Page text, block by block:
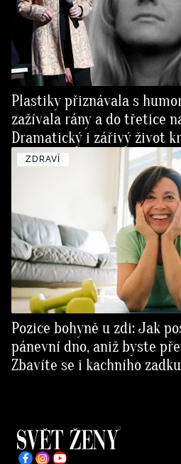
Plastiky přiznávala s
zažívala rány a do třetice
Dramatický i zářivý život
Pilarové
ZDRAVÍ
Pozice bohyně u zdi: Jak
pánevní dno, aniž byste
Zbavíte se i kachního zadku